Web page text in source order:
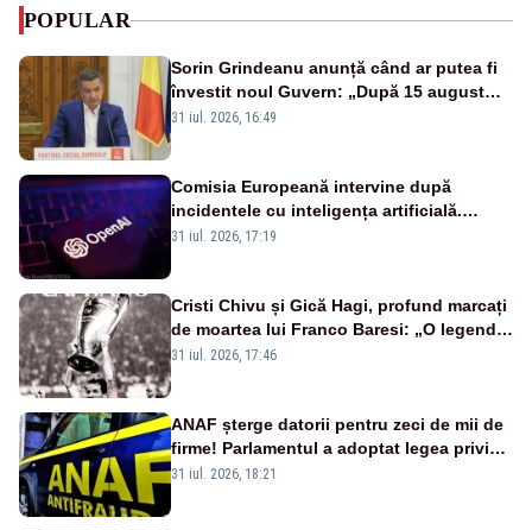
POPULAR
Sorin Grindeanu anunță când ar putea fi
învestit noul Guvern: „După 15 august
sunt șanse mai mari”
31 iul. 2026, 16:49
Comisia Europeană intervine după
incidentele cu inteligența artificială.
OpenAI și Anthropic, vizate
31 iul. 2026, 17:19
Cristi Chivu și Gică Hagi, profund marcați
de moartea lui Franco Baresi: „O legendă
a fotbalului mondial”
31 iul. 2026, 17:46
ANAF șterge datorii pentru zeci de mii de
firme! Parlamentul a adoptat legea privind
amnistia fiscală
31 iul. 2026, 18:21